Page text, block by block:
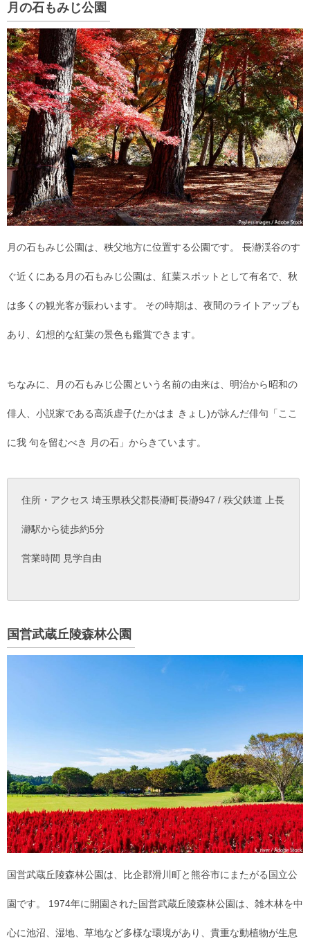
月の石もみじ公園
月の石もみじ公園は、秩父地方に位置する公園です。 長瀞渓谷のす
ぐ近くにある月の石もみじ公園は、紅葉スポットとして有名で、秋
は多くの観光客が賑わいます。 その時期は、夜間のライトアップも
あり、幻想的な紅葉の景色も鑑賞できます。
ちなみに、月の石もみじ公園という名前の由来は、明治から昭和の
俳人、小説家である高浜虚子(たかはま きょし)が詠んだ俳句「ここ
に我 句を留むべき 月の石」からきています。
住所・アクセス 埼玉県秩父郡長瀞町長瀞947 / 秩父鉄道 上長
瀞駅から徒歩約5分
営業時間 見学自由
国営武蔵丘陵森林公園
国営武蔵丘陵森林公園は、比企郡滑川町と熊谷市にまたがる国立公
園です。 1974年に開園された国営武蔵丘陵森林公園は、雑木林を中
心に池沼、湿地、草地など多様な環境があり、貴重な動植物が生息